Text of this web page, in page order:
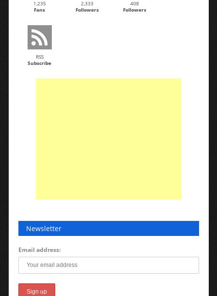
1,235
Fans
2,333
Followers
408
Followers
RSS
Subscribe
Newsletter
Email address: